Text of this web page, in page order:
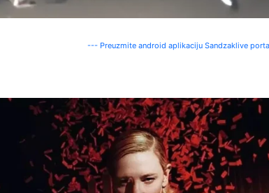
--- Preuzmite android aplikaciju Sandzaklive